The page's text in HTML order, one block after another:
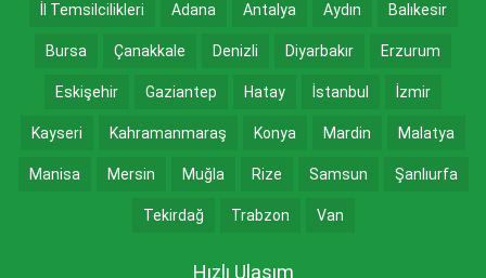
İl Temsilcilikleri Adana Antalya Aydın Balıkesir
Bursa Çanakkale Denizli Diyarbakır Erzurum
Eskişehir Gaziantep Hatay İstanbul İzmir
Kayseri Kahramanmaraş Konya Mardin Malatya
Manisa Mersin Muğla Rize Samsun Şanlıurfa
Tekirdağ Trabzon Van
Hızlı Ulaşım